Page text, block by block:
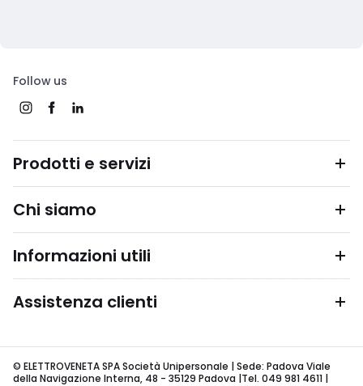
Follow us
Prodotti e servizi
Chi siamo
Informazioni utili
Assistenza clienti
© ELETTROVENETA SPA Società Unipersonale | Sede: Padova Viale
della Navigazione Interna, 48 - 35129 Padova |Tel. 049 981 4611 |